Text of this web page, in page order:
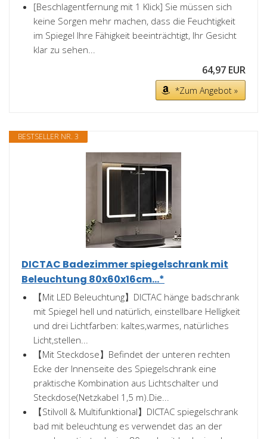
[Beschlagentfernung mit 1 Klick] Sie müssen sich
keine Sorgen mehr machen, dass die Feuchtigkeit
im Spiegel Ihre Fähigkeit beeinträchtigt, Ihr Gesicht
klar zu sehen...
64,97 EUR
*Zum Angebot »
BESTSELLER NR. 3
DICTAC Badezimmer spiegelschrank mit
Beleuchtung 80x60x16cm...*
【Mit LED Beleuchtung】DICTAC hänge badschrank
mit Spiegel hell und natürlich, einstellbare Helligkeit
und drei Lichtfarben: kaltes,warmes, natürliches
Licht,stellen...
【Mit Steckdose】Befindet der unteren rechten
Ecke der Innenseite des Spiegelschrank eine
praktische Kombination aus Lichtschalter und
Steckdose(Netzkabel 1,5 m).Die...
【Stilvoll & Multifunktional】DICTAC spiegelschrank
bad mit beleuchtung es verwendet das an der